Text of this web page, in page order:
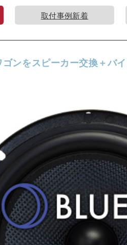
取付事例新着
ンをスピーカー交換＋バ